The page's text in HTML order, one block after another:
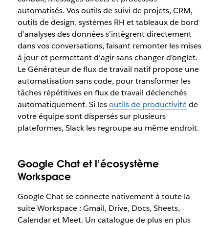
automatisés. Vos outils de suivi de projets, CRM,
outils de design, systèmes RH et tableaux de bord
d’analyses des données s’intègrent directement
dans vos conversations, faisant remonter les mises
à jour et permettant d’agir sans changer d’onglet.
Le Générateur de flux de travail natif propose une
automatisation sans code, pour transformer les
tâches répétitives en flux de travail déclenchés
automatiquement. Si lesoutils de productivitéde
votre équipe sont dispersés sur plusieurs
plateformes, Slack les regroupe au même endroit.
Google Chat et l’écosystème
Workspace
Google Chat se connecte nativement à toute la
suite Workspace : Gmail, Drive, Docs, Sheets,
Calendar et Meet. Un catalogue de plus en plus